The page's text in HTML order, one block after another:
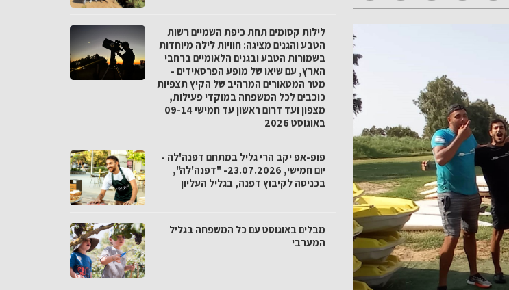
לילות קסומים תחת כיפת השמיים רשות
הטבע והגנים מציגה: חוויות לילה מיוחדות
בשמורות הטבע ובגנים הלאומיים ברחבי
הארץ, עם שיאו של מופע הפרסאידים -
מטר המטאורים המרהיב של הקיץ תצפיות
כוכבים לכל המשפחה במוקדי פעילות,
מצפון ועד דרום ראשון עד חמישי 09-14
באוגוסט 2026
פופ-אפ יקב הרי גליל במתחם דפנה'לה -
יום חמישי, 23.07.2026- "דפנה'לה",
בכניסה לקיבוץ דפנה, בגליל העליון
מבלים באוגוסט עם כל המשפחה בגליל
המערבי